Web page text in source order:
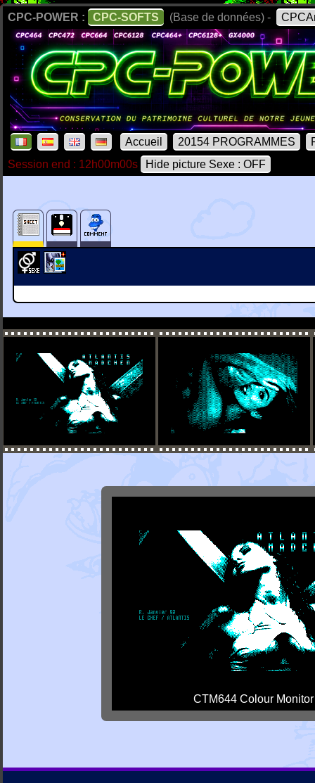
CPC-POWER : CPC-SOFTS (Base de données) -
Accueil 20154 PROGRAMMES
Session end : 12h00m00s
Hide picture Sexe : OFF
CTM644 Colour Monitor